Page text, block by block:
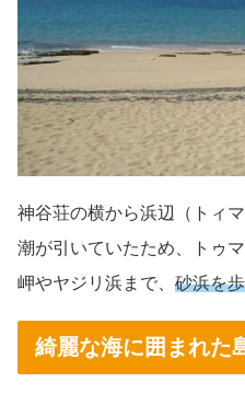
神谷荘の横から浜辺（トィ
潮が引いていたため、トゥ
岬やヤジリ浜まで、 砂浜を
綺麗な海に囲まれた